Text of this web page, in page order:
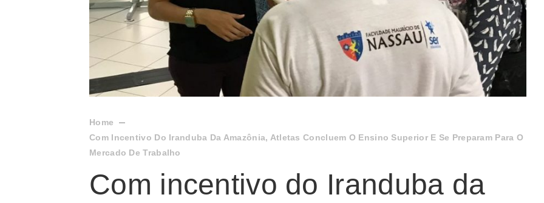
Home
Com Incentivo Do Iranduba Da Amazônia, Atletas Concluem O Ensino Superior E Se Preparam Para O
Mercado De Trabalho
Com incentivo do Iranduba da